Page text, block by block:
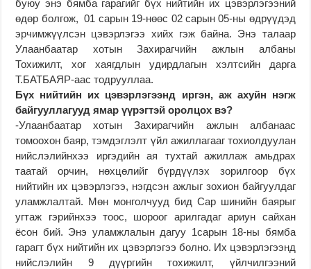
буюу энэ бямба гарагийг бүх нийтийн их цэвэрлэгээний
өдөр болгож, 01 сарын 19-нөөс 02 сарын 05-ны өдрүүдэд
эрчимжүүлсэн цэвэрлэгээ хийх гэж байна. Энэ талаар
Улаанбаатар хотын Захирагчийн ажлын албаны
Тохижилт, хог хаягдлын удирдлагын хэлтсийн дарга
Т.БАТБАЯР-аас тодрууллаа.
Бүх нийтийн их цэвэрлэгээнд иргэн, аж ахуйн нэгж
байгууллагууд ямар үүрэгтэй оролцох вэ?
-Улаанбаатар хотын Захирагчийн ажлын албанаас
томоохон баяр, тэмдэглэлт үйл ажиллагааг тохиолдуулан
нийслэлийнхээ иргэдийн ая тухтай ажиллаж амьдрах
таатай орчин, нөхцөлийг бүрдүүлэх зорилгоор бүх
нийтийн их цэвэрлэгээ, нэгдсэн ажлыг зохион байгуулдаг
уламжлалтай. Мөн монголчууд бид Сар шинийн баярыг
угтаж гэрийнхээ тоос, шороог арилгадаг ариун сайхан
ёсон бий. Энэ уламжлалын дагуу 1сарын 18-ны бямба
гарагт бүх нийтийн их цэвэрлэгээ болно. Их цэвэрлэгээнд
нийслэлийн 9 дүүргийн тохижилт, үйлчилгээний